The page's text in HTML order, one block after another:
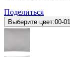
Поделиться
Выберите цвет:00-